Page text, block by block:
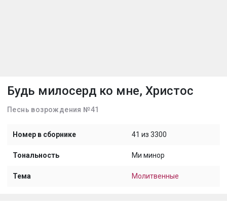
Будь милосерд ко мне, Христос
Песнь возрождения №41
Номер в сборнике 41 из 3300
Тональность Ми минор
Тема Молитвенные